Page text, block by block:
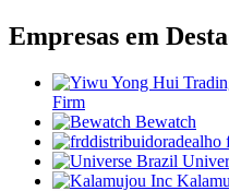
Empresas em
Firm
Bewatch